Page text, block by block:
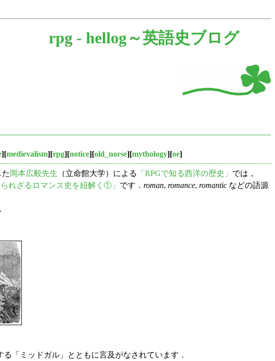
rpg - hellog～英語史ブログ
][medievalism][rpg][notice][old_norse][mythology][oe]
岡本広毅先生 （立命館大学）による 「RPGで知る西洋の歴史」 では，
れざるロマンス史を紐解く①」 です． roman, romance, romantic などの語源
る「ミッドガル」とともに言及がなされています．